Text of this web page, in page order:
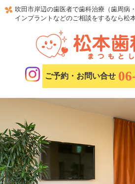
吹田市岸辺の歯医者で歯科治療（歯周病
インプラントなどのご相談をするなら松
ご予約・お問い合せ